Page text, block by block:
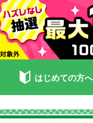
はじめての方へ